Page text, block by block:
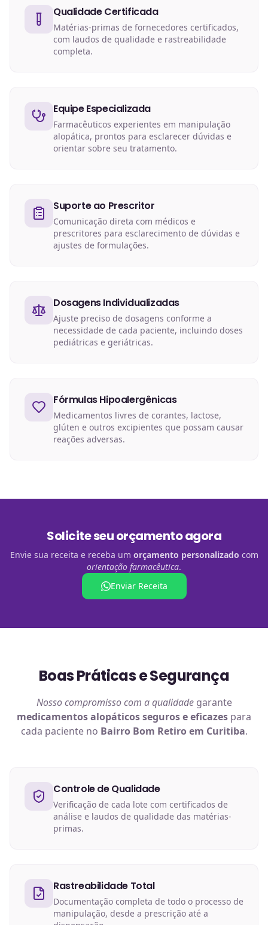
Qualidade Certificada
Matérias-primas de fornecedores certificados,
com laudos de qualidade e rastreabilidade
completa.
Equipe Especializada
Farmacêuticos experientes em manipulação
alopática, prontos para esclarecer dúvidas e
orientar sobre seu tratamento.
Suporte ao Prescritor
Comunicação direta com médicos e
prescritores para esclarecimento de dúvidas e
ajustes de formulações.
Dosagens Individualizadas
Ajuste preciso de dosagens conforme a
necessidade de cada paciente, incluindo doses
pediátricas e geriátricas.
Fórmulas Hipoalergênicas
Medicamentos livres de corantes, lactose,
glúten e outros excipientes que possam causar
reações adversas.
Solicite seu orçamento agora
Envie sua receita e receba um orçamento personalizado com
orientação farmacêutica.
Enviar Receita
Boas Práticas e Segurança
Nosso compromisso com a qualidadegarante
medicamentos alopáticosseguros e eficazes para
cada paciente no Bairro Bom Retiro em Curitiba.
Controle de Qualidade
Verificação de cada lote com certificados de
análise e laudos de qualidade das matérias-
primas.
Rastreabilidade Total
Documentação completa de todo o processo de
manipulação, desde a prescrição até a